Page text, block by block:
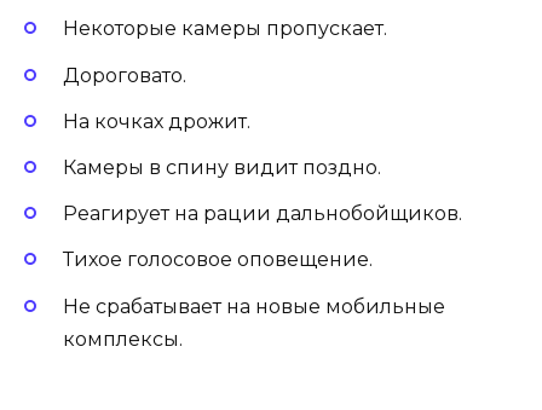
Некоторые камеры пропускает.
Дороговато.
На кочках дрожит.
Камеры в спину видит поздно.
Реагирует на рации дальнобойщиков.
Тихое голосовое оповещение.
Не срабатывает на новые мобильные
комплексы.